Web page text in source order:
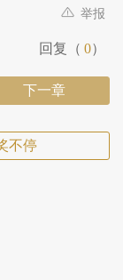
举报
回复（ 0）
下一章
不停